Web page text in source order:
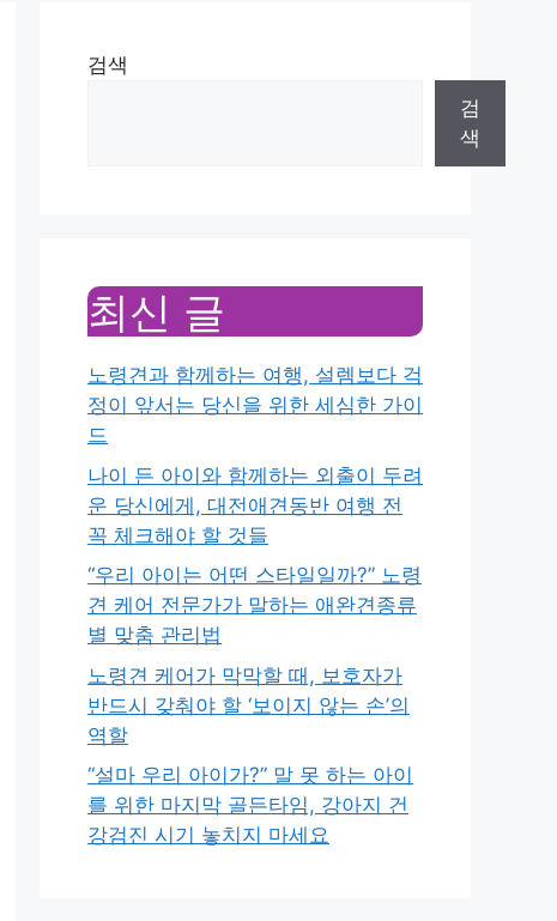
검색
검
색
최신 글
노령견과 함께하는 여행, 설렘보다 걱
정이 앞서는 당신을 위한 세심한 가이
드
나이 든 아이와 함께하는 외출이 두려
운 당신에게, 대전애견동반 여행 전
꼭 체크해야 할 것들
“우리 아이는 어떤 스타일일까?” 노령
견 케어 전문가가 말하는 애완견종류
별 맞춤 관리법
노령견 케어가 막막할 때, 보호자가
반드시 갖춰야 할 ‘보이지 않는 손’의
역할
“설마 우리 아이가?” 말 못 하는 아이
를 위한 마지막 골든타임, 강아지 건
강검진 시기 놓치지 마세요